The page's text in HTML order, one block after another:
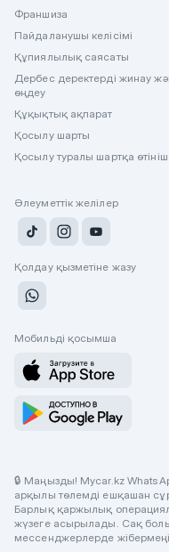
Франшиза
Пайдаланушы келісімі
Құпиялылық саясаты
Дербес деректерді жинау
өңдеу
Құқықтық ақпарат
Қосылу шарты
Қосылу туралы шартқа өтініш
Әлеуметтік желілер
Қолдау қызметіне жазу
Мобильді қосымша
🔒 Маңызды! Mycar.kz
арқылы төлемді ешқашан
Барлық қаржылық
жүзеге асырылады. Сақ
мессенджерлерде